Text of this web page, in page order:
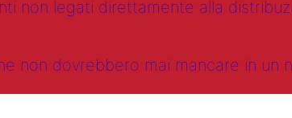
non legati direttamente alla
non dovrebbero mai mancare in un